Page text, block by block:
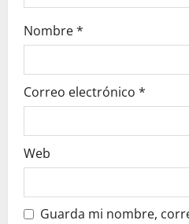
t
a
a
s
Nombre*
Correo electrónico *
Web
Guarda mi nombre,